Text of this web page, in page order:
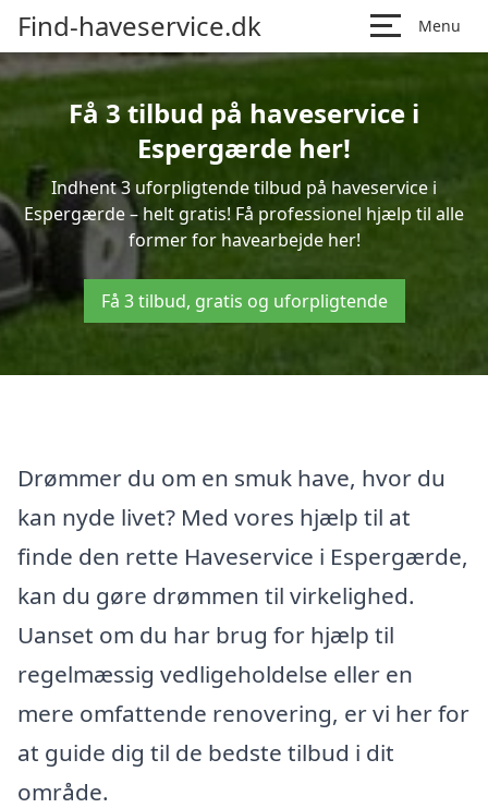
Find-haveservice.dk Menu
Få 3 tilbud på haveservice i
Espergærde her!
Indhent 3 uforpligtende tilbud på haveservice i
Espergærde – helt gratis! Få professionel hjælp til alle
former for havearbejde her!
Få 3 tilbud, gratis og uforpligtende
Drømmer du om en smuk have, hvor du
kan nyde livet? Med vores hjælp til at
finde den rette Haveservice i Espergærde,
kan du gøre drømmen til virkelighed.
Uanset om du har brug for hjælp til
regelmæssig vedligeholdelse eller en
mere omfattende renovering, er vi her for
at guide dig til de bedste tilbud i dit
område.